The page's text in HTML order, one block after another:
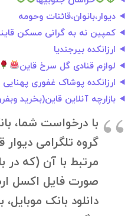
دیوار،بانوان،قائنات وحومه
کمپین نه به گرانی مسکن
ارزانکده بیرجندیا
لوازم قنادی گل سرخ قاین
ارزانکده پوشاک غفوری
بازارچه آنلاین قاین(بخرید
با درخواست شما،
گروه تلگرامی
مرتبط با آن (که در
صورت فایل اکسل